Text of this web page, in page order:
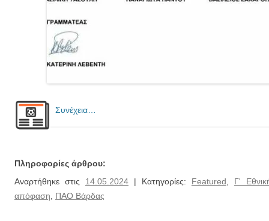
Συνέχεια…
Πληροφορίες άρθρου:
Αναρτήθηκε στις 14.05.2024| Κατηγορίες: Featured
Γ'
απόφαση
ΠΑΟ Βάρδας